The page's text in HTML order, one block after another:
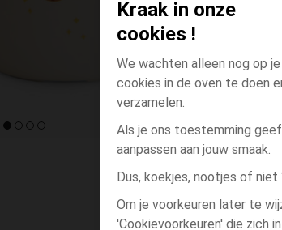
Kraak in onze
cookies !
We wachten alleen nog op
cookies in de oven te doen
verzamelen.
Als je ons toestemming
aanpassen aan jouw smaak.
Dus, koekjes, nootjes of niet
Om je voorkeuren later te
'Cookievoorkeuren' die zich